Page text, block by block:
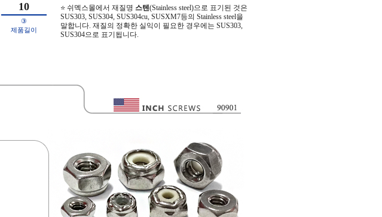
10
③
제품길이
⭐ 쉬멕스몰에서 재질명 스텐(Stainless steel)으로 표기된 것은
SUS303, SUS304, SUS304cu, SUSXM7등의 Stainless steel을
말합니다. 재질의 정확한 실익이 필요한 경우에는 SUS303,
SUS304으로 표기됩니다.